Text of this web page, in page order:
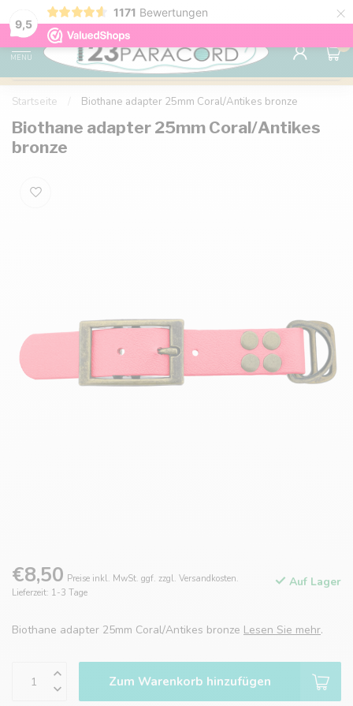
9,5
1171 Bewertungen ×
Kostenlose Lieferung nach Hause ab 150 €
MENU
0
Startseite Biothane adapter 25mm Coral/Antikes bronze
Biothane adapter 25mm Coral/Antikes
bronze
€8,50 Preise inkl. MwSt. ggf. zzgl. Versandkosten.
Lieferzeit: 1-3 Tage
Auf Lager
Biothane adapter 25mm Coral/Antikes bronze Lesen Sie mehr.
Zum Warenkorb hinzufügen